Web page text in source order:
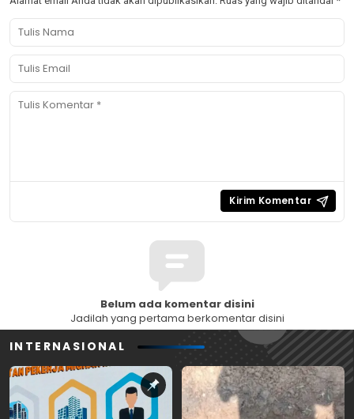
Belum ada komentar disini
Jadilah yang pertama berkomentar disini
INTERNASIONAL